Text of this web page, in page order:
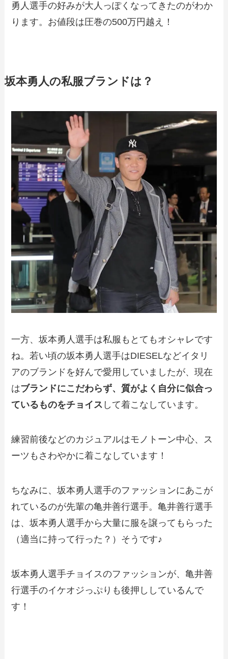
勇人選手の好みが大人っぽくなってきたのがわか
ります。お値段は圧巻の500万円越え！
坂本勇人の私服ブランドは？
一方、坂本勇人選手は私服もとてもオシャレです
ね。若い頃の坂本勇人選手はDIESELなどイタリ
アのブランドを好んで愛用していましたが、現在
はブランドにこだわらず、質がよく自分に似合っ
ているものをチョイス して着こなしています。
練習前後などのカジュアルはモノトーン中心、ス
ーツもさわやかに着こなしています！
ちなみに、坂本勇人選手のファッションにあこが
れているのが先輩の亀井善行選手。亀井善行選手
は、坂本勇人選手から大量に服を譲ってもらった
（適当に持って行った？）そうです♪
坂本勇人選手チョイスのファッションが、亀井善
行選手のイケオジっぷりも後押ししているんで
す！